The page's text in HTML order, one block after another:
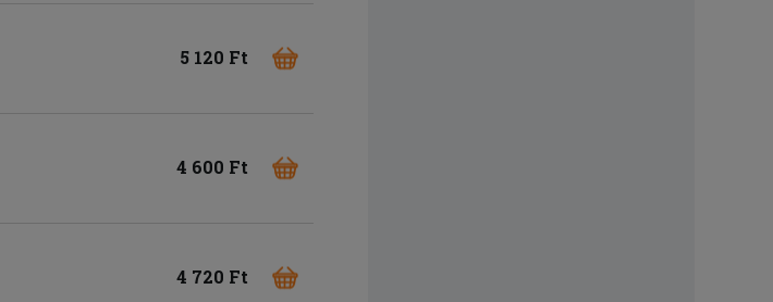
5 120 Ft
4 600 Ft
4 720 Ft